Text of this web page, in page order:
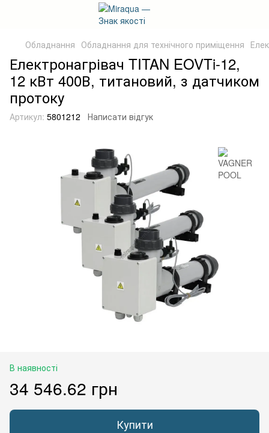
Обладнання Обладнання для технічного приміщення
Електронагрівач TITAN EOVTi-12,
12 кВт 400В, титановий, з датчиком
протоку
Артикул: 5801212 Написати відгук
В наявності
34 546.62 грн
Купити